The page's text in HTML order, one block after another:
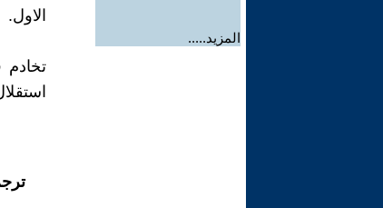
المزيد.....
الاول.
تخادم